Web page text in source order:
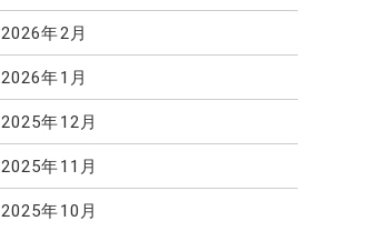
2026年2月
2026年1月
2025年12月
2025年11月
2025年10月